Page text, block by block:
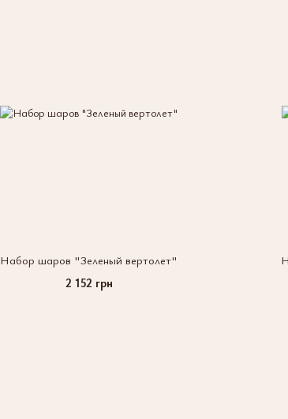
Набор шаров "Зеленый вертолет"
2 152 грн